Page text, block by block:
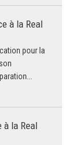
à la Real
pour la
à la Real